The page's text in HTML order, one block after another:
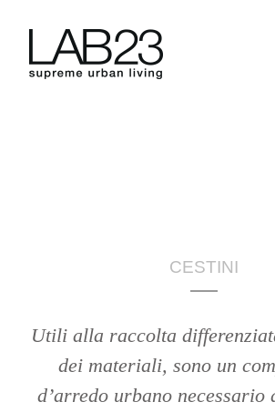
CESTINI
Utili alla raccolta
dei materiali, sono un
d’arredo urbano necessario